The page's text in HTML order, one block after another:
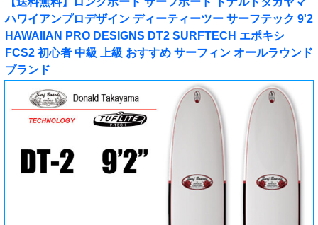
ハワイアンプロデザイン ディーティーツー サーフテック 9'2
HAWAIIAN PRO DESIGNS DT2 SURFTECH エポキシ
FCS2 初心者 中級 上級 おすすめ サーフィン オールラウンド
ブランド